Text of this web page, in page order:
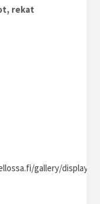
rekat
gallery/